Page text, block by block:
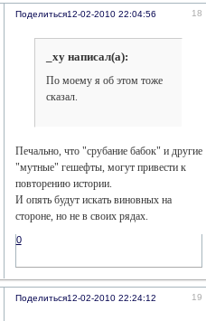
Поделиться 18
12-02-2010 22:04:56
_xy написал(а):
По моему я об этом тоже
сказал.
Печально, что "срубание бабок" и другие
"мутные" гешефты, могут привести к
повторению истории.
И опять будут искать виновных на
стороне, но не в своих рядах.
0
Поделиться 19
12-02-2010 22:24:12